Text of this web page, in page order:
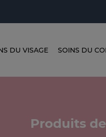
DU VISAGE SOINS DU
Produits